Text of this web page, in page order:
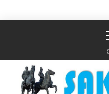
Перейти к содержимому
Республикалық